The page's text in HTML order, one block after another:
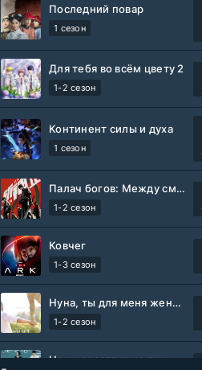
Последний повар
1 сезон
Для тебя во всём цвету 2
1-2 сезон
Континент силы и духа
1 сезон
Палач богов: Между смертным и божественным царством 2
1-2 сезон
Ковчег
1-3 сезон
Нуна, ты для меня женщина 2
1-2 сезон
Наши счастливые дни